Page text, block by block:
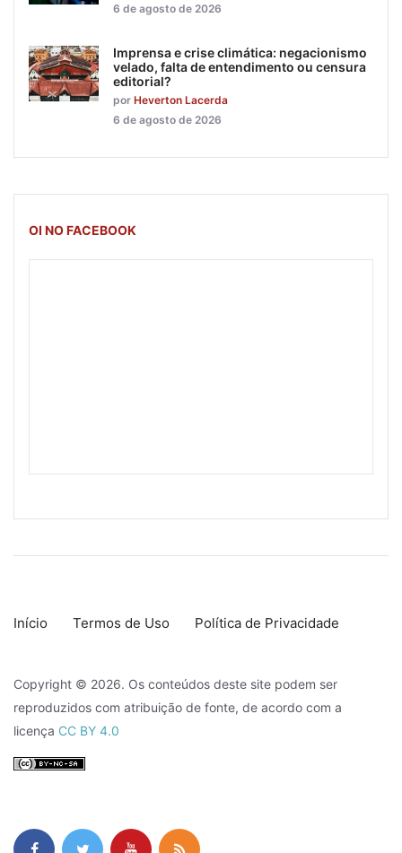
6 de agosto de 2026
Imprensa e crise climática: negacionismo
velado, falta de entendimento ou censura
editorial?
por Heverton Lacerda
6 de agosto de 2026
OI NO FACEBOOK
Início Termos de Uso Política de Privacidade
Copyright © 2026. Os conteúdos deste site podem ser
reproduzidos com atribuição de fonte, de acordo com a
licença CC BY 4.0